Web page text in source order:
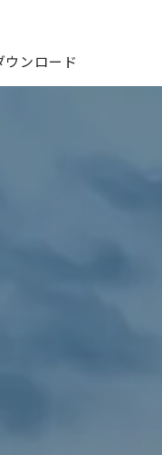
ウンロード